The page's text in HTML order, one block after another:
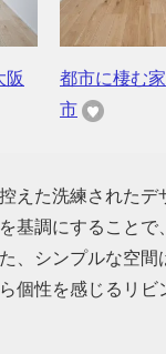
阪
都市に棲む
市
えた洗練された
基調にすること
、シンプルな空
個性を感じるリ